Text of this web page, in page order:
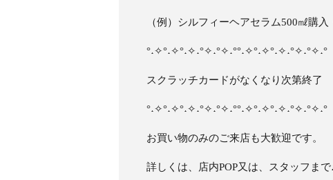
（例）シルフィーヘアセラム500㎖購
°˖✧°˖✧°˖✧˖°✧˖°✧˖°°˖✧°˖✧°˖✧˖°✧˖°✧˖°
スクラッチカードがなくなり次第終了
°˖✧°˖✧°˖✧˖°✧˖°✧˖°°˖✧°˖✧°˖✧˖°✧˖°✧˖°
お買い物のみのご来店も大歓迎です。
詳しくは、店内POP又は、スタッフまで